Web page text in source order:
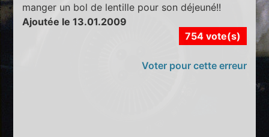
manger un bol de lentille pour son déjeuné!!
Ajoutée le 13.01.2009
754 vote(s)
Voter pour cette erreur